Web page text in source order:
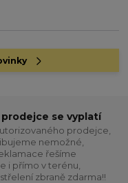
se vyplatí
prodejce,
nemožné,
řešíme
i přímo v terénu,
zbraně zdarma!!